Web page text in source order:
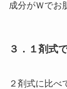
成分がＷでお
３．１剤式
２剤式に比べ